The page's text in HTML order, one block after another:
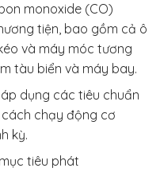
monoxide (CO)
tiện, bao gồm cả ô
và máy móc tương
tàu ​​biển và máy bay.
dụng các tiêu chuẩn
chạy động cơ
kỳ.
tiêu phát